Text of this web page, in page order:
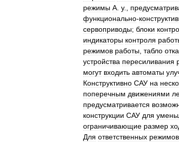
режимы А у.,
функционально-
сервоприводы; блоки
индикаторы контроля
режимов работы табло
устройства пересиливания
могут входить автоматы
Конструктивно САУ на
поперечным движениями
предусматривается
конструкции САУ для
ограничивающие размер
Для ответственных режимов